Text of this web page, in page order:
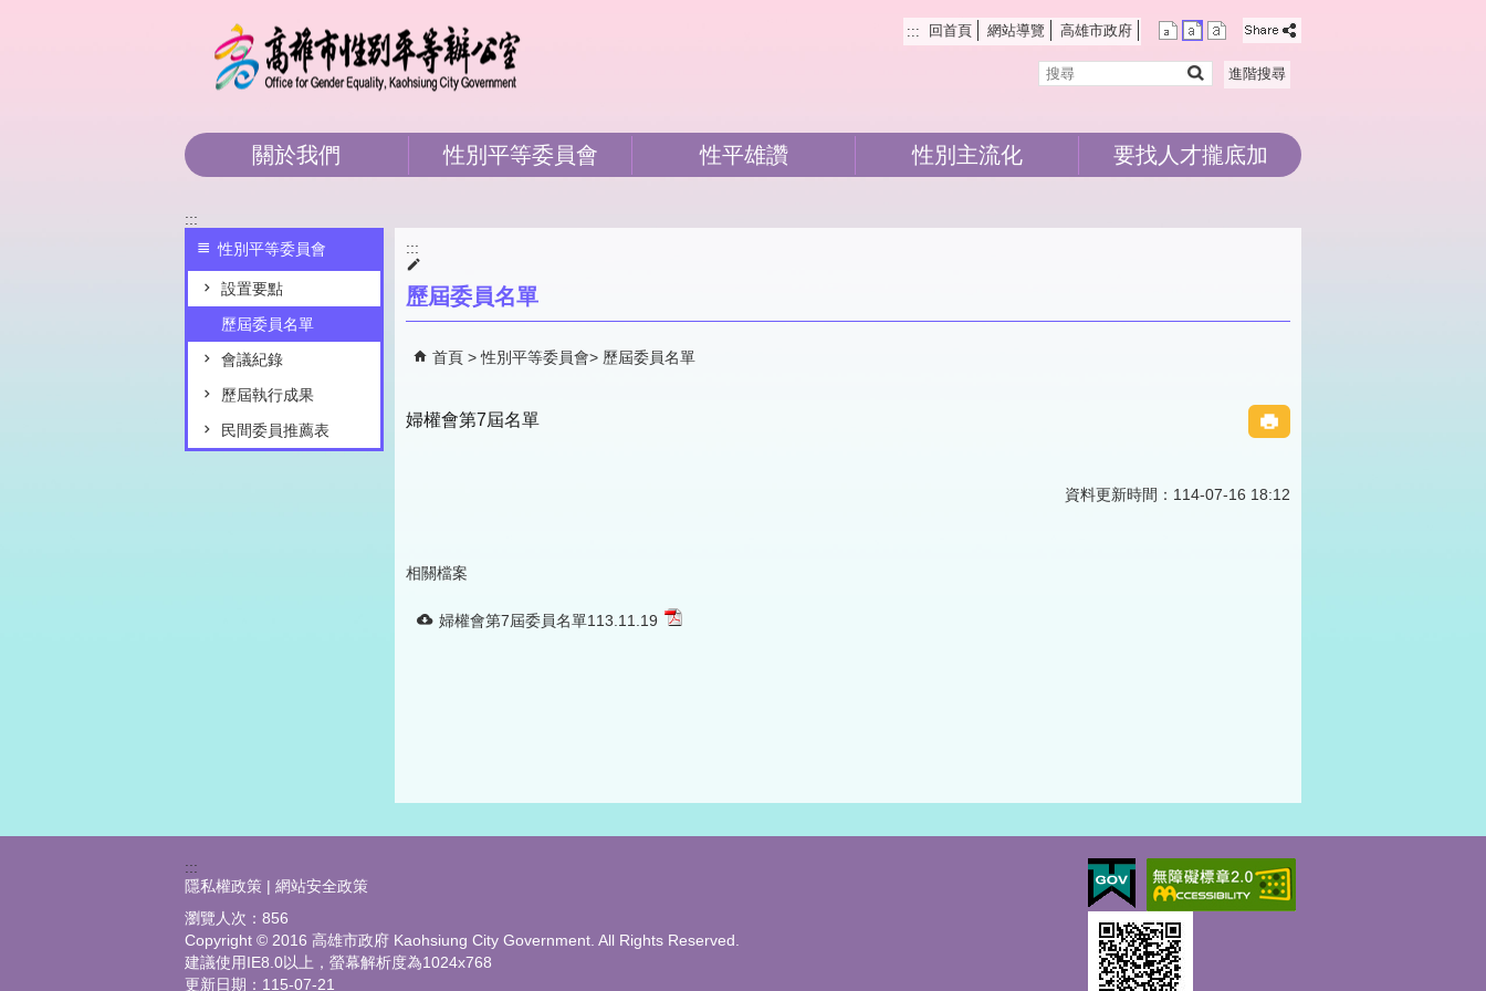
::: 回首頁 網站導覽 高雄市政府
搜
尋
進階搜尋
關於我們 性別平等委員會 性平雄讚 性別主流化 要找人才攏底加
:::
性別平等委員會
設置要點
歷屆委員名單
會議紀錄
歷屆執行成果
民間委員推薦表
:::
歷屆委員名單
首頁 性別平等委員會 歷屆委員名單
婦權會第7屆名單
資料更新時間：114-07-16 18:12
相關檔案
婦權會第7屆委員名單113.11.19
:::
隱私權政策 | 網站安全政策
瀏覽人次： 856
Copyright © 2016 高雄市政府 Kaohsiung City Government. All Rights Reserved.
建議使用IE8.0以上，螢幕解析度為1024x768
更新日期： 115-07-21